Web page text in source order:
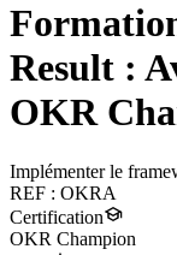
Result :
OKR
Implémenter le
REF : OKRA
Certification
OKR Champion